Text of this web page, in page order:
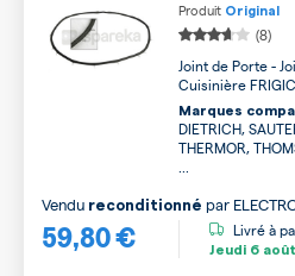
Produit Original
(8)
Joint de Porte -
Cuisinière
Marques
DIETRICH,
THERMOR,
59,80 €
Vendu reconditionné par
Livré à
Jeudi 6 août